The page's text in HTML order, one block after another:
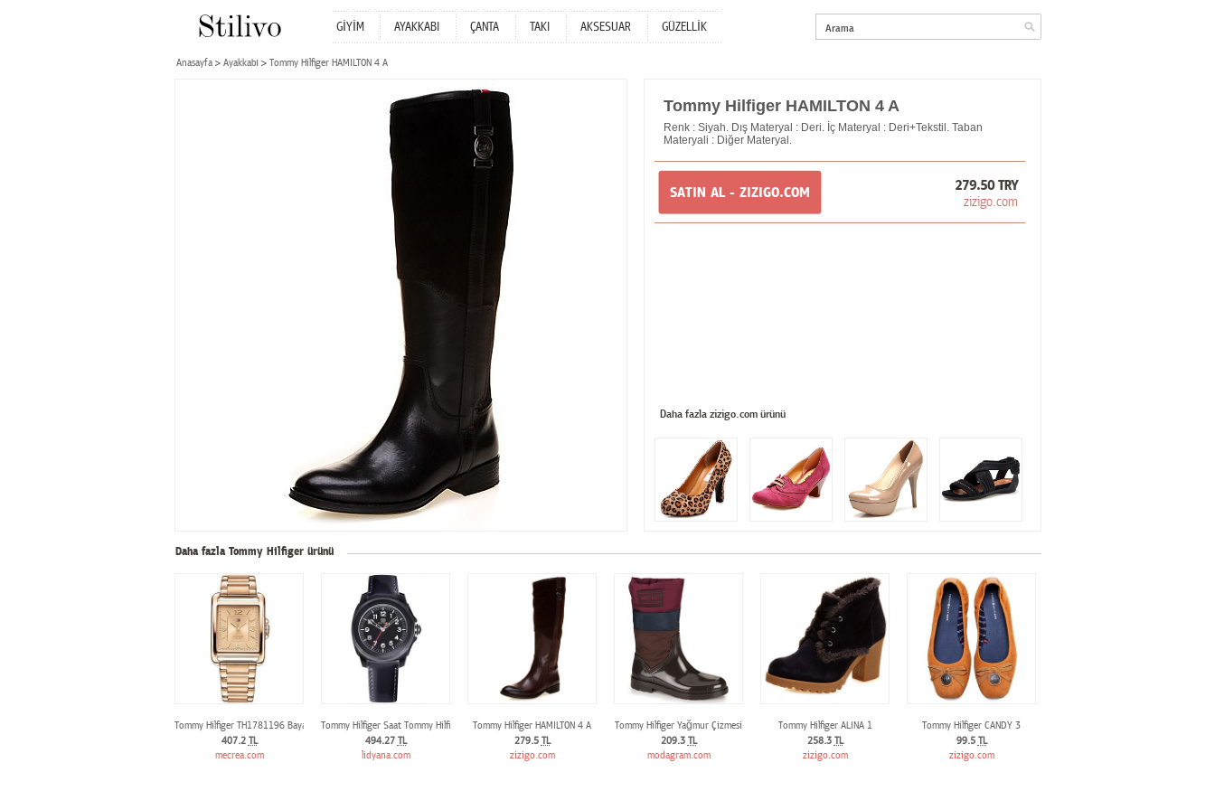
GİYİM AYAKKABI ÇANTA TAKI AKSESUAR GÜZELLİK
Anasayfa Ayakkabı Tommy Hilfiger HAMILTON 4 A
Tommy Hilfiger HAMILTON 4 A
Renk : Siyah. Dış Materyal : Deri. İç Materyal : Deri+Tekstil. Taban
Materyali : Diğer Materyal.
SATIN AL - ZIZIGO.COM 279.50 TRY
zizigo.com
Daha fazla zizigo.com ürünü
Daha fazla Tommy Hilfiger ürünü
Tommy Hilfiger TH1781196 Bayan kol saati
407.2 TL
mecrea.com
Tommy Hilfiger Saat Tommy Hilfiger TH1781181 Bayan Kol Saati
494.27 TL
lidyana.com
Tommy Hilfiger HAMILTON 4 A
279.5 TL
zizigo.com
Tommy Hilfiger Yağmur Çizmesi
209.3 TL
modagram.com
Tommy Hilfiger ALINA 1
258.3 TL
zizigo.com
Tommy Hilfiger CANDY 3
99.5 TL
zizigo.com